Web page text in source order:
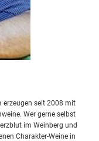
erzeugen seit 2008 mit
Wer gerne selbst
im Weinberg und
Charakter-Weine in